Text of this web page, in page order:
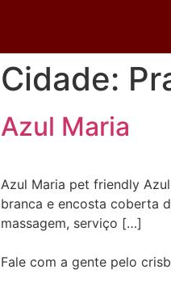
Cidade:
Azul Maria
Azul Maria pet friendly
branca e encosta coberta
massagem, serviço […]
Fale com a gente pelo